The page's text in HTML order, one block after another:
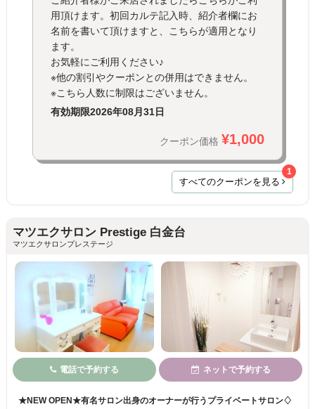
用頂けます。初回カルテ記入時、紹介者欄にお
名前を書いて頂けますと、こちらが適用となり
ます。
お気軽にご利用ください♪
※他の割引やクーポンとの併用はできません。
※こちら人数に制限はございません。
有効期限2026年08月31日
クーポン価格 ¥1,000
すべてのクーポンを見る
1
マツエクサロン Prestige 白金台
マツエクサロンプレステージ
電話で予約する ネットで予約する
★NEW OPEN★有名サロン出身のオーナーが行うプライベートサロン♢